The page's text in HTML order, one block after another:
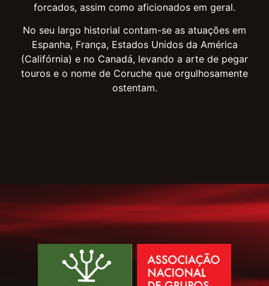
forcados, assim como aficionados em geral.
No seu largo historial contam-se as atuações em
Espanha, França, Estados Unidos da América
(Califórnia) e no Canadá, levando a arte de pegar
touros e o nome de Coruche que orgulhosamente
ostentam.